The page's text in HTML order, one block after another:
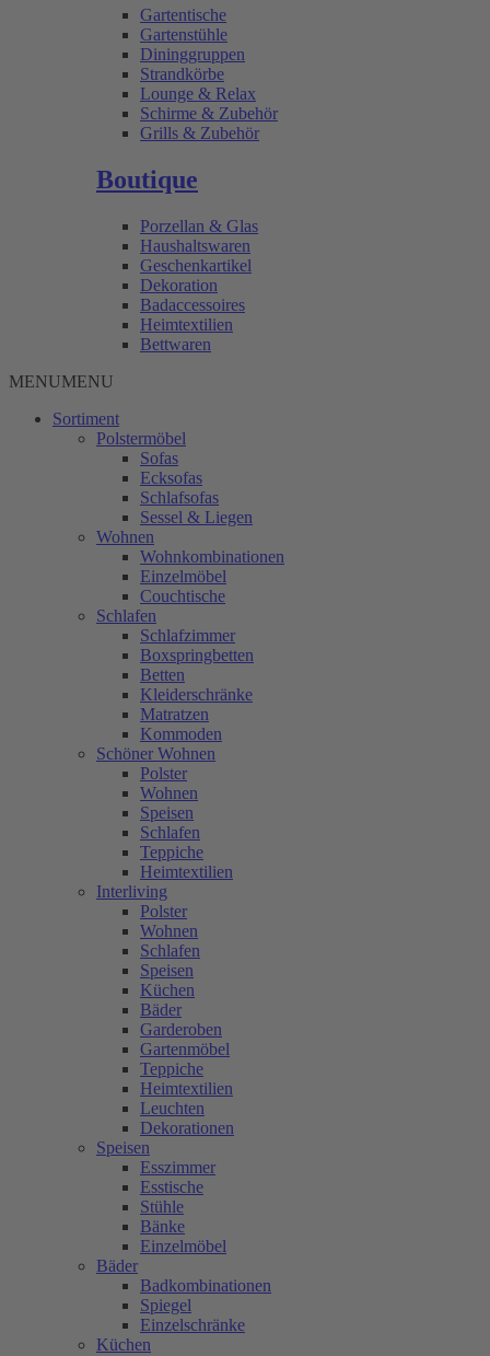
Gartentische
Gartenstühle
Dininggruppen
Strandkörbe
Lounge & Relax
Schirme & Zubehör
Grills & Zubehör
Boutique
Porzellan & Glas
Haushaltswaren
Geschenkartikel
Dekoration
Badaccessoires
Heimtextilien
Bettwaren
MENUMENU
Sortiment
Polstermöbel
Sofas
Ecksofas
Schlafsofas
Sessel & Liegen
Wohnen
Wohnkombinationen
Einzelmöbel
Couchtische
Schlafen
Schlafzimmer
Boxspringbetten
Betten
Kleiderschränke
Matratzen
Kommoden
Schöner Wohnen
Polster
Wohnen
Speisen
Schlafen
Teppiche
Heimtextilien
Interliving
Polster
Wohnen
Schlafen
Speisen
Küchen
Bäder
Garderoben
Gartenmöbel
Teppiche
Heimtextilien
Leuchten
Dekorationen
Speisen
Esszimmer
Esstische
Stühle
Bänke
Einzelmöbel
Bäder
Badkombinationen
Spiegel
Einzelschränke
Küchen